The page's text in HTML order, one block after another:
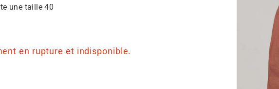
une taille 40
en rupture et indisponible.